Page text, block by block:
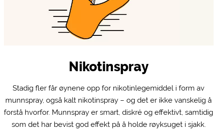
Nikotinspray
Stadig fler får øynene opp for nikotinlegemiddel i form av
munnspray, også kalt nikotinspray – og det er ikke vanskelig å
forstå hvorfor. Munnspray er smart, diskré og effektivt, samtidig
som det har bevist god effekt på å holde røyksuget i sjakk.